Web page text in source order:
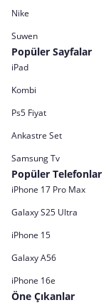
Nike
Suwen
Popüler Sayfalar
iPad
Kombi
Ps5 Fiyat
Ankastre Set
Samsung Tv
Popüler Telefonlar
iPhone 17 Pro Max
Galaxy S25 Ultra
iPhone 15
Galaxy A56
iPhone 16e
Öne Çıkanlar